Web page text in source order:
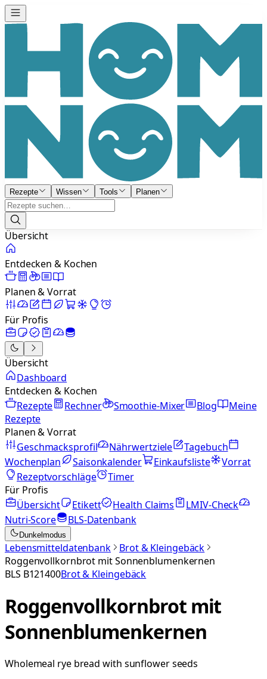
Rezepte Wissen Tools Planen
Übersicht
Entdecken & Kochen
Planen & Vorrat
Für Profis
Übersicht
Dashboard
Entdecken & Kochen
Rezepte
Rechner Smoothie-Mixer Blog
Meine
Rezepte
Planen & Vorrat
Geschmacksprofil
Nährwertziele
Tagebuch
Wochenplan
Saisonkalender Einkaufsliste
Vorrat
Rezeptvorschläge
Timer
Für Profis
Übersicht
Etikett Health Claims
LMIV-Check
Nutri-Score
BLS-Datenbank
Dunkelmodus
Lebensmitteldatenbank
Brot & Kleingebäck
Roggenvollkornbrot mit Sonnenblumenkernen
BLS B121400Brot & Kleingebäck
Roggenvollkornbrot mit
Sonnenblumenkernen
Wholemeal rye bread with sunflower seeds